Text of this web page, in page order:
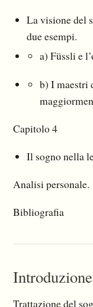
La visione del
due esempi.
a) Füssli e
b) I maestri
Capitolo 4
Il sogno nella
Analisi personale.
Bibliografia
Introduzione
Trattazione del